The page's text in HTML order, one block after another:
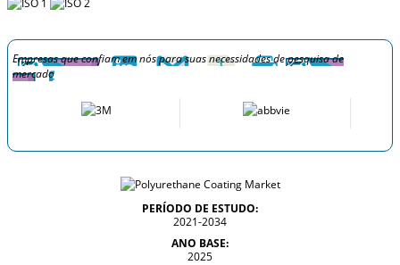
Empresas que confiam em nós para suas necessidades de pesquisa de
mercado
PERÍODO DE ESTUDO:
2021-2034
ANO BASE:
2025